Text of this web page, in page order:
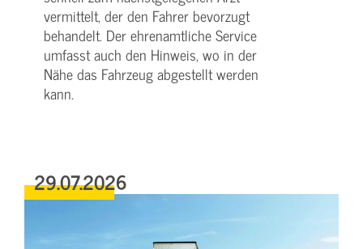
vermittelt, der den Fahrer bevorzugt
behandelt. Der ehrenamtliche Service
umfasst auch den Hinweis, wo in der
Nähe das Fahrzeug abgestellt werden
kann.
29.07.2026